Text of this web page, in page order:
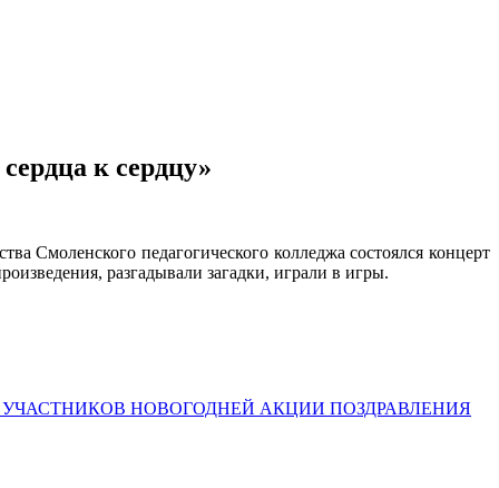
к сердцу»
Смоленского педагогического колледжа состоялся концерт
разгадывали загадки, играли в игры.
НОВОГОДНЕЙ АКЦИИ ПОЗДРАВЛЕНИЯ